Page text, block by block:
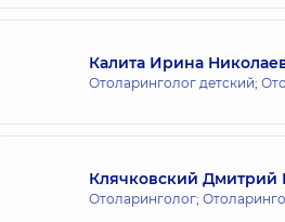
Борщаговке
Калита Ирина
Отоларинголог детский;
Клячковский Дмитрий
Отоларинголог;